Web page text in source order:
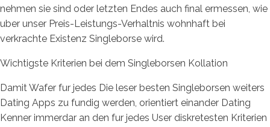
nehmen sie sind oder letzten Endes auch final ermessen, wie
uber unser Preis-Leistungs-Verhaltnis wohnhaft bei
verkrachte Existenz Singleborse wird.
Wichtigste Kriterien bei dem Singleborsen Kollation
Damit Wafer fur jedes Die leser besten Singleborsen weiters
Dating Apps zu fundig werden, orientiert einander Dating
Kenner immerdar an den fur jedes User diskretesten Kriterien